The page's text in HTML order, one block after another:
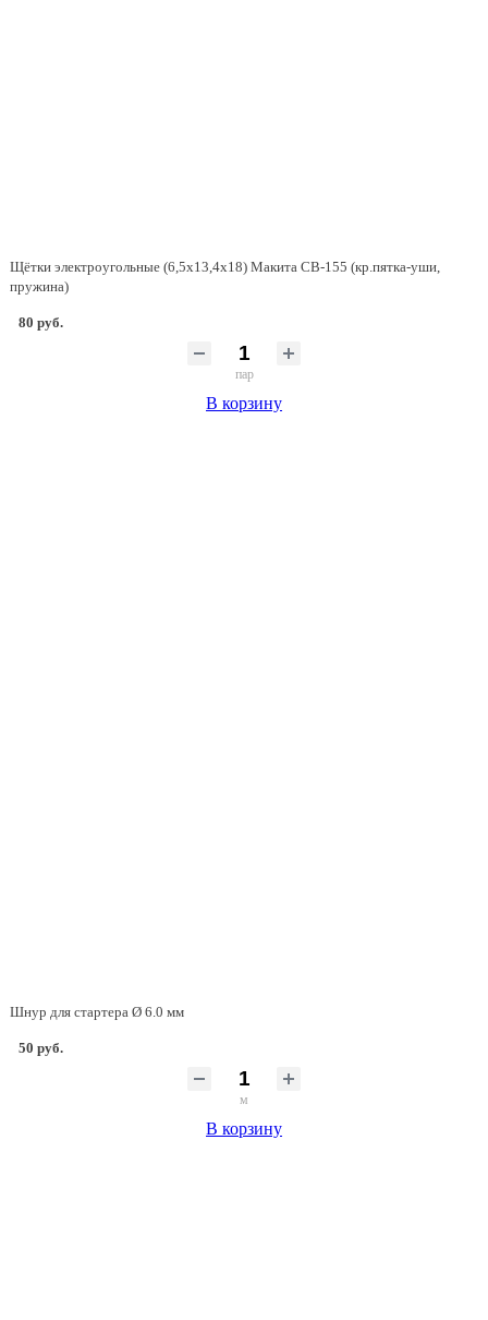
Щётки электроугольные (6,5х13,4х18) Макита CB-155 (кр.пятка-уши,
пружина)
80 руб.
пар
В корзину
Шнур для стартера Ø 6.0 мм
50 руб.
м
В корзину